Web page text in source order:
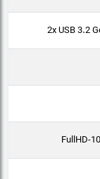
2x USB 3.2
FullHD-